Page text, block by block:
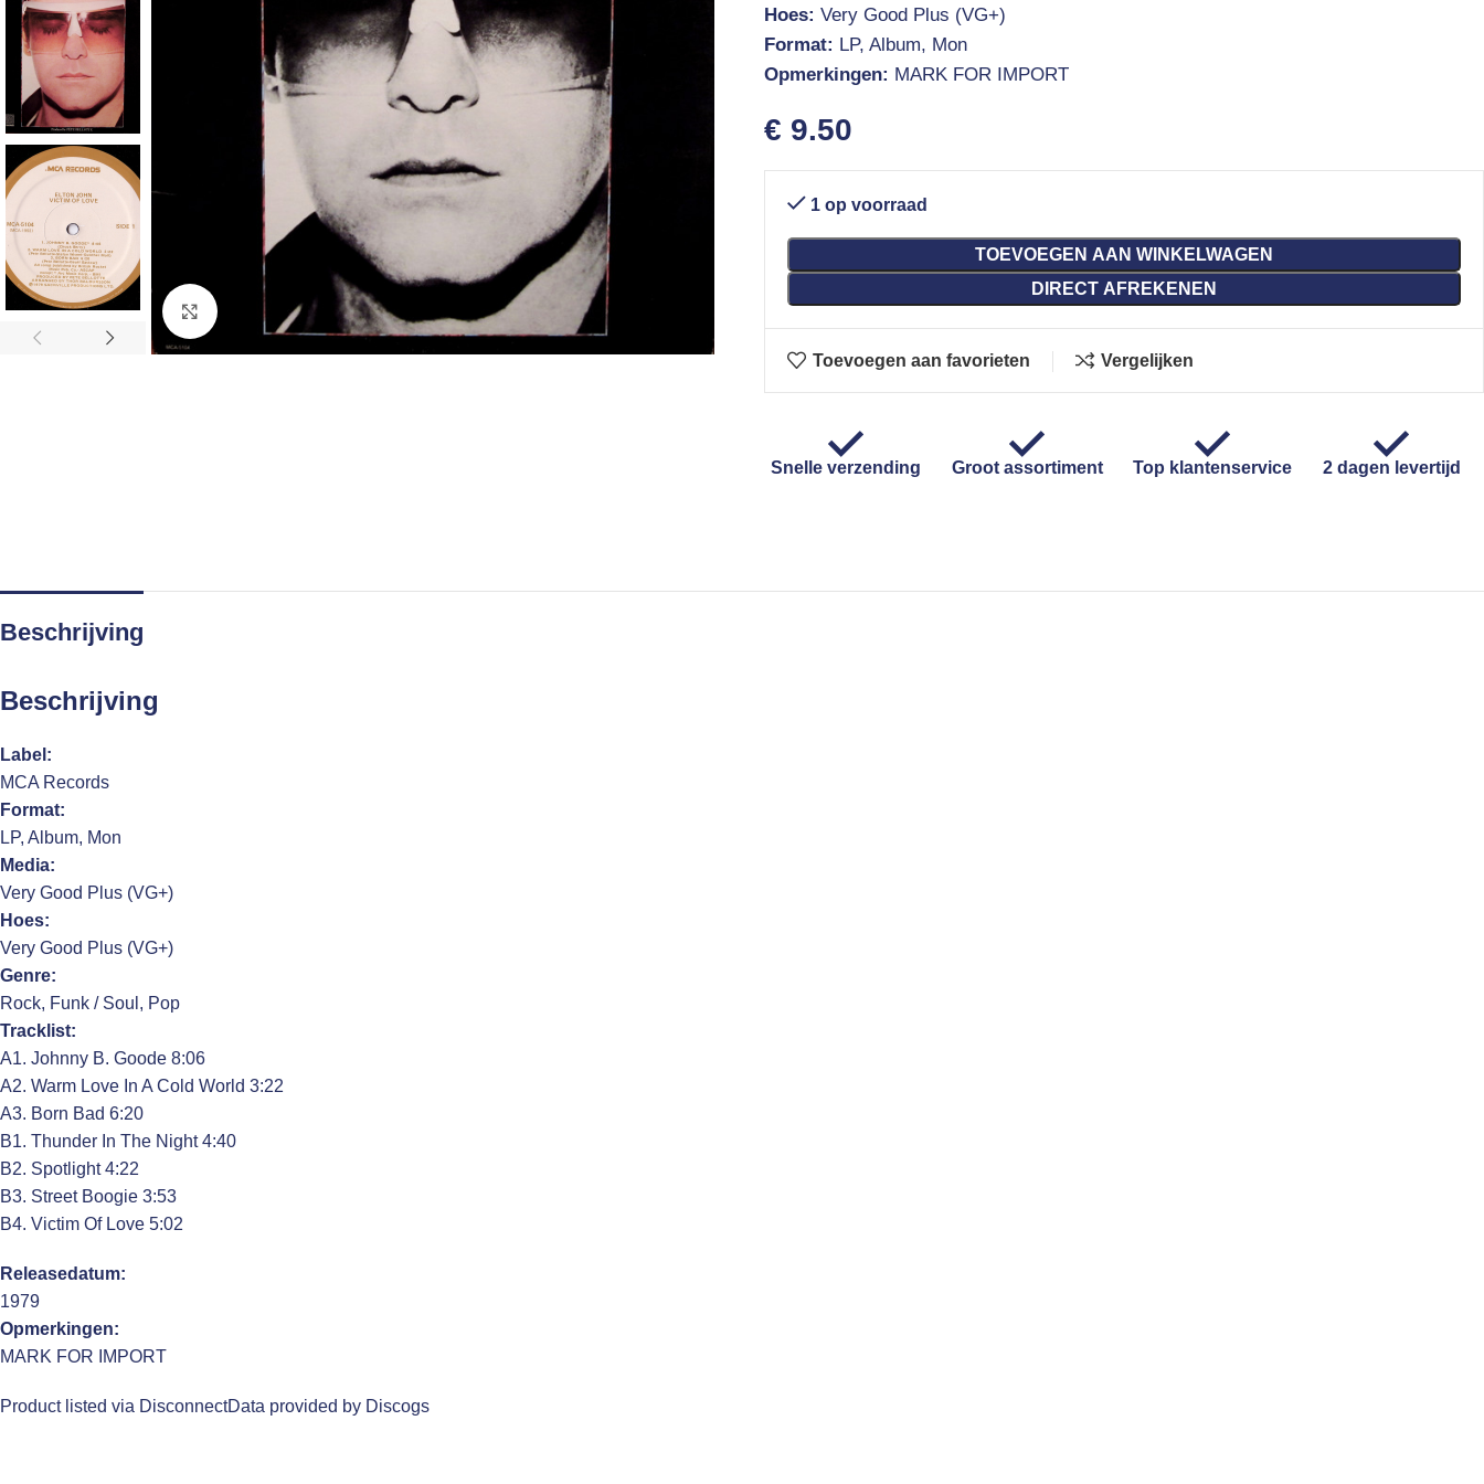
Click to enlarge
Hoes: Very Good Plus (VG+)
Format: LP, Album, Mon
Opmerkingen: MARK FOR IMPORT
€ 9.50
1 op voorraad
TOEVOEGEN AAN WINKELWAGEN
DIRECT AFREKENEN
Toevoegen aan favorieten Vergelijken
Snelle verzending Groot assortiment Top klantenservice 2 dagen levertijd
Beschrijving
Beschrijving
Label:
MCA Records
Format:
LP, Album, Mon
Media:
Very Good Plus (VG+)
Hoes:
Very Good Plus (VG+)
Genre:
Rock, Funk / Soul, Pop
Tracklist:
A1. Johnny B. Goode 8:06
A2. Warm Love In A Cold World 3:22
A3. Born Bad 6:20
B1. Thunder In The Night 4:40
B2. Spotlight 4:22
B3. Street Boogie 3:53
B4. Victim Of Love 5:02
Releasedatum:
1979
Opmerkingen:
MARK FOR IMPORT
Product listed via DisconnectData provided by Discogs